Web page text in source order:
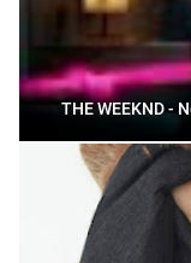
THE WEEKND -